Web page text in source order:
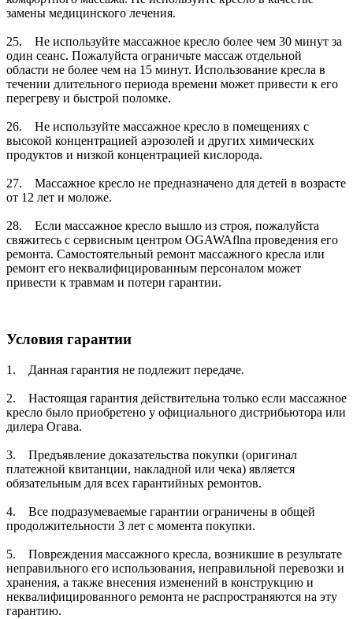
замены медицинского лечения.
25. Не используйте массажное кресло более чем 30 минут за
один сеанс. Пожалуйста ограничьте массаж отдельной
области не более чем на 15 минут. Использование кресла в
течении длительного периода времени может привести к его
перегреву и быстрой поломке.
26. Не используйте массажное кресло в помещениях с
высокой концентрацией аэрозолей и других химических
продуктов и низкой концентрацией кислорода.
27. Массажное кресло не предназначено для детей в возрасте
от 12 лет и моложе.
28. Если массажное кресло вышло из строя, пожалуйста
свяжитесь с сервисным центром OGAWAflna проведения его
ремонта. Самостоятельный ремонт массажного кресла или
ремонт его неквалифицированным персоналом может
привести к травмам и потери гарантии.
Условия гарантии
1. Данная гарантия не подлежит передаче.
2. Настоящая гарантия действительна только если массажное
кресло было приобретено у официального дистрибьютора или
дилера Огава.
3. Предъявление доказательства покупки (оригинал
платежной квитанции, накладной или чека) является
обязательным для всех гарантийных ремонтов.
4. Все подразумеваемые гарантии ограничены в общей
продолжительности 3 лет с момента покупки.
5. Повреждения массажного кресла, возникшие в результате
неправильного его использования, неправильной перевозки и
хранения, а также внесения изменений в конструкцию и
неквалифицированного ремонта не распространяются на эту
гарантию.